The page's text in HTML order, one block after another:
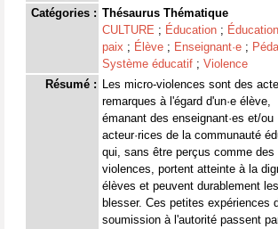
Catégories : Thésaurus Thématique
CULTURE ; Éducation ;
paix ; Élève ; Enseignant·e ;
Système éducatif ; Violence
Résumé : Les micro-violences sont des
remarques à l'égard d'un·e élève,
émanant des enseignant·es et/ou
acteur·rices de la communauté
qui, sans être perçus comme des
violences, portent atteinte à la
élèves et peuvent durablement les
blesser. Ces petites expériences
soumission à l'autorité passent